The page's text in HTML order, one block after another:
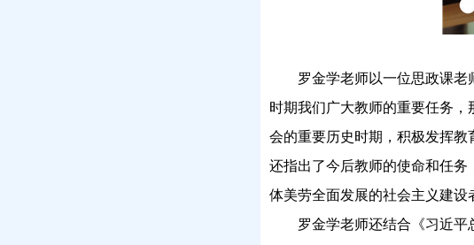
罗金学老师以一位思政课
时期我们广大教师的重要任务
会的重要历史时期，积极发挥
还指出了今后教师的使命和任
体美劳全面发展的社会主义建设
罗金学老师还结合《习近